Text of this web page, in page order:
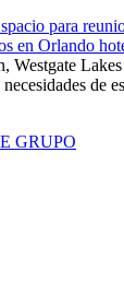
para
en Orlando
Westgate
necesidades de
GRUPO